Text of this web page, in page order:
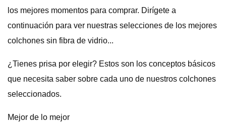
los mejores momentos para comprar. Dirígete a
continuación para ver nuestras selecciones de los mejores
colchones sin fibra de vidrio...
¿Tienes prisa por elegir? Estos son los conceptos básicos
que necesita saber sobre cada uno de nuestros colchones
seleccionados.
Mejor de lo mejor